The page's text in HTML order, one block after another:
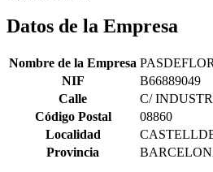
Datos de la Empresa
Nombre de la Empresa
NIF
B66889049
Calle
C/
Código Postal
08860
Localidad
Provincia